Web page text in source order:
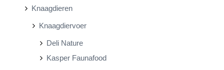
Knaagdieren
Knaagdiervoer
Deli Nature
Kasper Faunafood